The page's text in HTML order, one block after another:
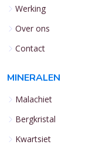
Werking
Over ons
Contact
MINERALEN
Malachiet
Bergkristal
Kwartsiet